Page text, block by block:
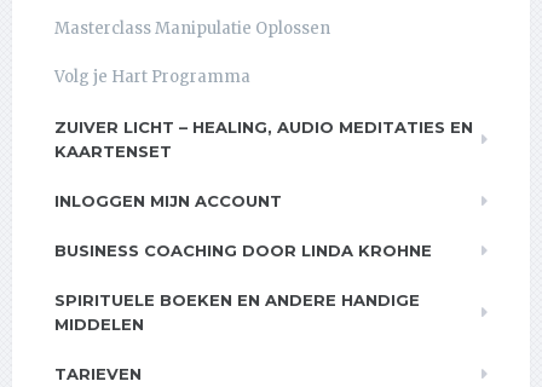
Masterclass Manipulatie Oplossen
Volg je Hart Programma
ZUIVER LICHT – HEALING, AUDIO MEDITATIES EN
KAARTENSET
INLOGGEN MIJN ACCOUNT
BUSINESS COACHING DOOR LINDA KROHNE
SPIRITUELE BOEKEN EN ANDERE HANDIGE
MIDDELEN
TARIEVEN